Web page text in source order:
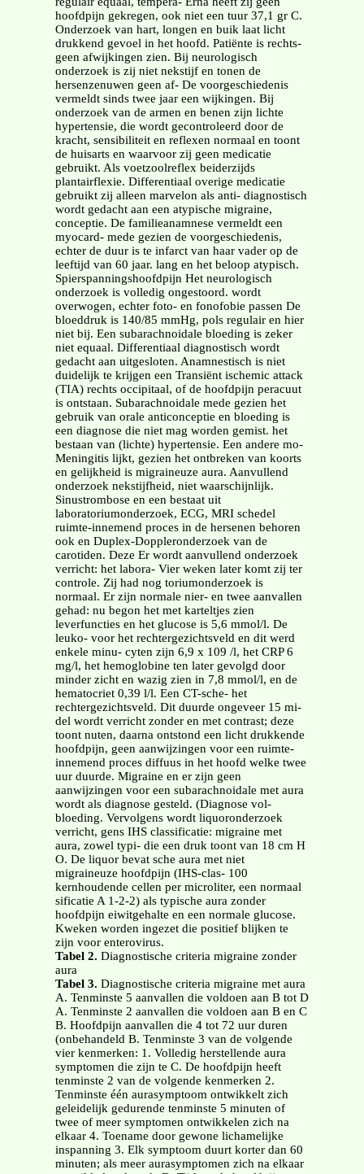
hoofdpijn gekregen, ook niet een tuur 37,1 gr C.
Onderzoek van hart, longen en buik laat licht
drukkend gevoel in het hoofd. Patiënte is rechts-
geen afwijkingen zien. Bij neurologisch
onderzoek is zij niet nekstijf en tonen de
hersenzenuwen geen af- De voorgeschiedenis
vermeldt sinds twee jaar een wijkingen. Bij
onderzoek van de armen en benen zijn lichte
hypertensie, die wordt gecontroleerd door de
kracht, sensibiliteit en reflexen normaal en toont
de huisarts en waarvoor zij geen medicatie
gebruikt. Als voetzoolreflex beiderzijds
plantairflexie. Differentiaal overige medicatie
gebruikt zij alleen marvelon als anti- diagnostisch
wordt gedacht aan een atypische migraine,
conceptie. De familieanamnese vermeldt een
myocard- mede gezien de voorgeschiedenis,
echter de duur is te infarct van haar vader op de
leeftijd van 60 jaar. lang en het beloop atypisch.
Spierspanningshoofdpijn Het neurologisch
onderzoek is volledig ongestoord. wordt
overwogen, echter foto- en fonofobie passen De
bloeddruk is 140/85 mmHg, pols regulair en hier
niet bij. Een subarachnoidale bloeding is zeker
niet equaal. Differentiaal diagnostisch wordt
gedacht aan uitgesloten. Anamnestisch is niet
duidelijk te krijgen een Transiënt ischemic attack
(TIA) rechts occipitaal, of de hoofdpijn peracuut
is ontstaan. Subarachnoidale mede gezien het
gebruik van orale anticonceptie en bloeding is
een diagnose die niet mag worden gemist. het
bestaan van (lichte) hypertensie. Een andere mo-
Meningitis lijkt, gezien het ontbreken van koorts
en gelijkheid is migraineuze aura. Aanvullend
onderzoek nekstijfheid, niet waarschijnlijk.
Sinustrombose en een bestaat uit
laboratoriumonderzoek, ECG, MRI schedel
ruimte-innemend proces in de hersenen behoren
ook en Duplex-Doppleronderzoek van de
carotiden. Deze Er wordt aanvullend onderzoek
verricht: het labora- Vier weken later komt zij ter
controle. Zij had nog toriumonderzoek is
normaal. Er zijn normale nier- en twee aanvallen
gehad: nu begon het met karteltjes zien
leverfuncties en het glucose is 5,6 mmol/l. De
leuko- voor het rechtergezichtsveld en dit werd
enkele minu- cyten zijn 6,9 x 109 /l, het CRP 6
mg/l, het hemoglobine ten later gevolgd door
minder zicht en wazig zien in 7,8 mmol/l, en de
hematocriet 0,39 l/l. Een CT-sche- het
rechtergezichtsveld. Dit duurde ongeveer 15 mi-
del wordt verricht zonder en met contrast; deze
toont nuten, daarna ontstond een licht drukkende
hoofdpijn, geen aanwijzingen voor een ruimte-
innemend proces diffuus in het hoofd welke twee
uur duurde. Migraine en er zijn geen
aanwijzingen voor een subarachnoidale met aura
wordt als diagnose gesteld. (Diagnose vol-
bloeding. Vervolgens wordt liquoronderzoek
verricht, gens IHS classificatie: migraine met
aura, zowel typi- die een druk toont van 18 cm H
O. De liquor bevat sche aura met niet
migraineuze hoofdpijn (IHS-clas- 100
kernhoudende cellen per microliter, een normaal
sificatie A 1-2-2) als typische aura zonder
hoofdpijn eiwitgehalte en een normale glucose.
Kweken worden ingezet die positief blijken te
zijn voor enterovirus.
Tabel 2. Diagnostische criteria migraine zonder
aura
Tabel 3. Diagnostische criteria migraine met aura
A. Tenminste 5 aanvallen die voldoen aan B tot D
A. Tenminste 2 aanvallen die voldoen aan B en C
B. Hoofdpijn aanvallen die 4 tot 72 uur duren
(onbehandeld B. Tenminste 3 van de volgende
vier kenmerken: 1. Volledig herstellende aura
symptomen die zijn te C. De hoofdpijn heeft
tenminste 2 van de volgende kenmerken 2.
Tenminste één aurasymptoom ontwikkelt zich
geleidelijk gedurende tenminste 5 minuten of
twee of meer symptomen ontwikkelen zich na
elkaar 4. Toename door gewone lichamelijke
inspanning 3. Elk symptoom duurt korter dan 60
minuten; als meer aurasymptomen zich na elkaar